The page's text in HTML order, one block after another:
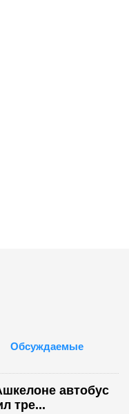
Обсуждаемые
автобус
тре...